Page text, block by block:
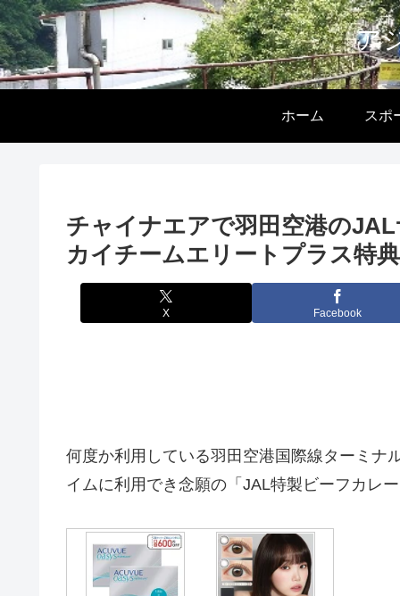
ア
ホーム スポ
チャイナエアで羽田空港の
カイチームエリートプラス特典
X Facebook
何度か利用している羽田空港国際線ターミナ
イムに利用でき念願の「JAL特製ビーフカレ